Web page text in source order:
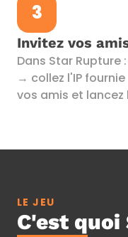
3
Invitez vos
Dans Star Rupture
→ collez l'IP
vos amis et lancez
LE JEU
C'est quoi